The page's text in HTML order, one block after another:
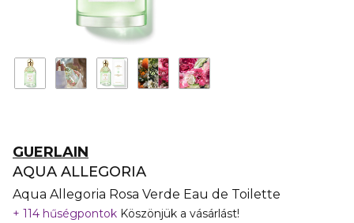
GUERLAIN
AQUA ALLEGORIA
Aqua Allegoria Rosa Verde Eau de Toilette
114 hűségpontok Köszönjük a vásárlást!